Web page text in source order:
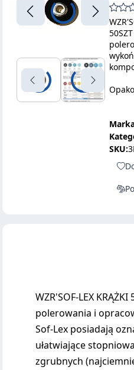
SKU:
WZR'SOF-LEX
polerowania i
Sof-Lex posiadają
ułatwiające
zgrubnych